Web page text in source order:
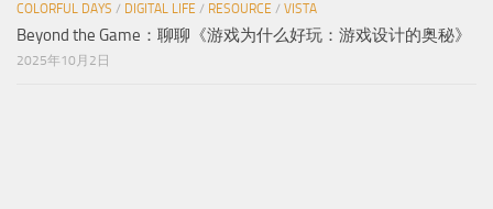
COLORFUL DAYS / DIGITAL LIFE / RESOURCE / VISTA
Beyond the Game：聊聊《游戏为什么好玩：游戏设计的奥秘》
2025年10月2日